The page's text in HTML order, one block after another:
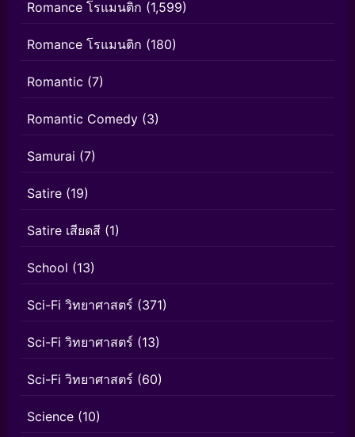
Romance โรแมนติก (1,599)
Romance โรแมนติก (180)
Romantic (7)
Romantic Comedy (3)
Samurai (7)
Satire (19)
Satire เสียดสี (1)
School (13)
Sci-Fi วิทยาศาสตร์ (371)
Sci-Fi วิทยาศาสตร์ (13)
Sci-Fi วิทยาศาสตร์ (60)
Science (10)